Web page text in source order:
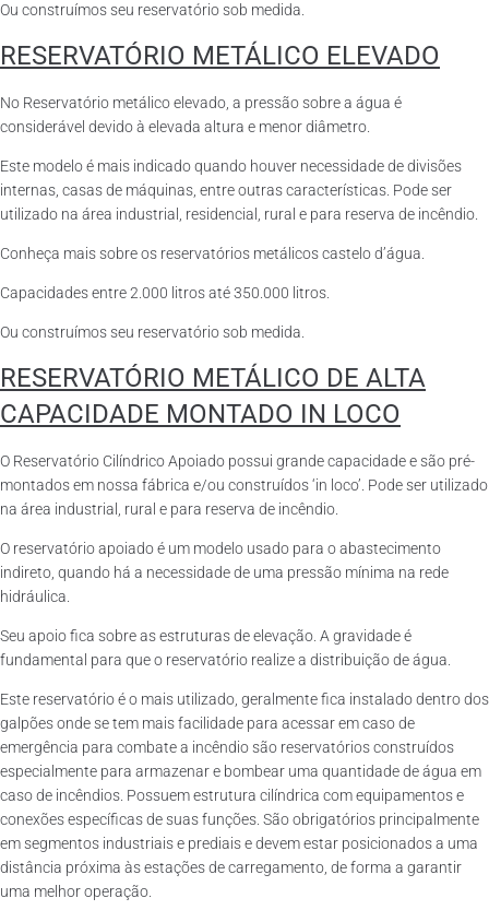
Ou construímos seu reservatório sob medida.
RESERVATÓRIO METÁLICO ELEVADO
No Reservatório metálico elevado, a pressão sobre a água é
considerável devido à elevada altura e menor diâmetro.
Este modelo é mais indicado quando houver necessidade de divisões
internas, casas de máquinas, entre outras características. Pode ser
utilizado na área industrial, residencial, rural e para reserva de incêndio.
Conheça mais sobre os reservatórios metálicos castelo d’água.
Capacidades entre 2.000 litros até 350.000 litros.
Ou construímos seu reservatório sob medida.
RESERVATÓRIO METÁLICO DE ALTA
CAPACIDADE MONTADO IN LOCO
O Reservatório Cilíndrico Apoiado possui grande capacidade e são pré-
montados em nossa fábrica e/ou construídos ‘in loco’. Pode ser utilizado
na área industrial, rural e para reserva de incêndio.
O reservatório apoiado é um modelo usado para o abastecimento
indireto, quando há a necessidade de uma pressão mínima na rede
hidráulica.
Seu apoio fica sobre as estruturas de elevação. A gravidade é
fundamental para que o reservatório realize a distribuição de água.
Este reservatório é o mais utilizado, geralmente fica instalado dentro dos
galpões onde se tem mais facilidade para acessar em caso de
emergência para combate a incêndio são reservatórios construídos
especialmente para armazenar e bombear uma quantidade de água em
caso de incêndios. Possuem estrutura cilíndrica com equipamentos e
conexões específicas de suas funções. São obrigatórios principalmente
em segmentos industriais e prediais e devem estar posicionados a uma
distância próxima às estações de carregamento, de forma a garantir
uma melhor operação.